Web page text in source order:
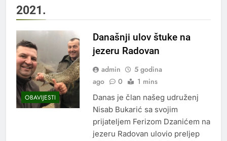
2021.
OBAVIJESTI
Današnji ulov štuke na
jezeru Radovan
admin
5 godina
ago
0 1 mins
Danas je član našeg udruženj
Nisab Bukarić sa svojim
prijateljem Ferizom Dzanićem na
jezeru Radovan ulovio preljep